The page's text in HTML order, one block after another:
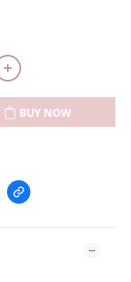
BUY NOW